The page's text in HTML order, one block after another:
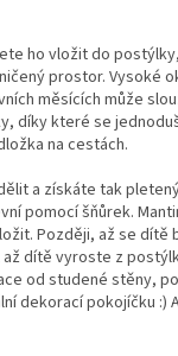
ho vložit do
prostor. Vysoké
měsících může
díky které se
na cestách.
a získáte tak
pomocí šňůrek.
Později, až se dítě
dítě vyroste z
od studené stěny,
dekorací pokojíčku :)